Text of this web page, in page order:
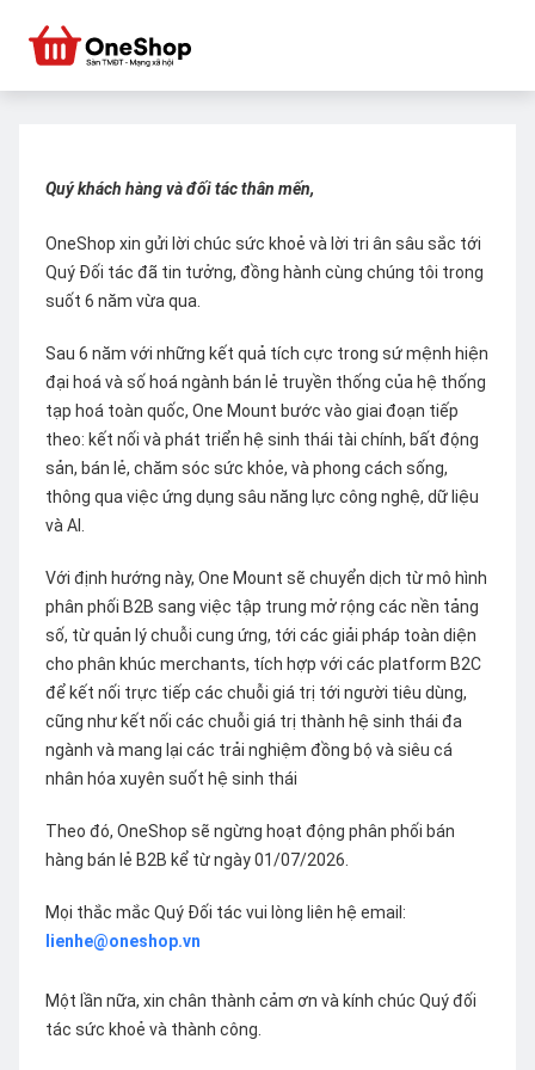
Quý khách hàng và đối tác thân mến,
OneShop xin gửi lời chúc sức khoẻ và lời tri ân sâu sắc tới
Quý Đối tác đã tin tưởng, đồng hành cùng chúng tôi trong
suốt 6 năm vừa qua.
Sau 6 năm với những kết quả tích cực trong sứ mệnh hiện
đại hoá và số hoá ngành bán lẻ truyền thống của hệ thống
tạp hoá toàn quốc, One Mount bước vào giai đoạn tiếp
theo: kết nối và phát triển hệ sinh thái tài chính, bất động
sản, bán lẻ, chăm sóc sức khỏe, và phong cách sống,
thông qua việc ứng dụng sâu năng lực công nghệ, dữ liệu
và AI.
Với định hướng này, One Mount sẽ chuyển dịch từ mô hình
phân phối B2B sang việc tập trung mở rộng các nền tảng
số, từ quản lý chuỗi cung ứng, tới các giải pháp toàn diện
cho phân khúc merchants, tích hợp với các platform B2C
để kết nối trực tiếp các chuỗi giá trị tới người tiêu dùng,
cũng như kết nối các chuỗi giá trị thành hệ sinh thái đa
ngành và mang lại các trải nghiệm đồng bộ và siêu cá
nhân hóa xuyên suốt hệ sinh thái
Theo đó, OneShop sẽ ngừng hoạt động phân phối bán
hàng bán lẻ B2B kể từ ngày 01/07/2026.
Mọi thắc mắc Quý Đối tác vui lòng liên hệ email:
lienhe@oneshop.vn
Một lần nữa, xin chân thành cảm ơn và kính chúc Quý đối
tác sức khoẻ và thành công.